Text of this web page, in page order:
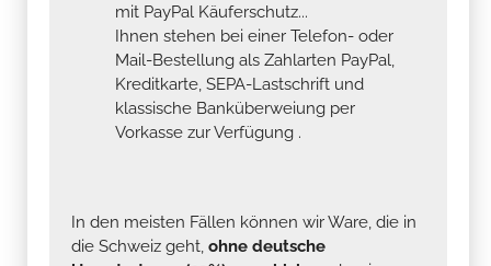
mit PayPal Käuferschutz...
Ihnen stehen bei einer Telefon- oder
Mail-Bestellung als Zahlarten PayPal,
Kreditkarte, SEPA-Lastschrift und
klassische Banküberweiung per
Vorkasse zur Verfügung .
In den meisten Fällen können wir Ware, die in
die Schweiz geht, ohne deutsche